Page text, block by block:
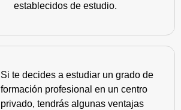
establecidos de estudio.
Si te decides a estudiar un grado de
formación profesional en un centro
privado, tendrás algunas ventajas